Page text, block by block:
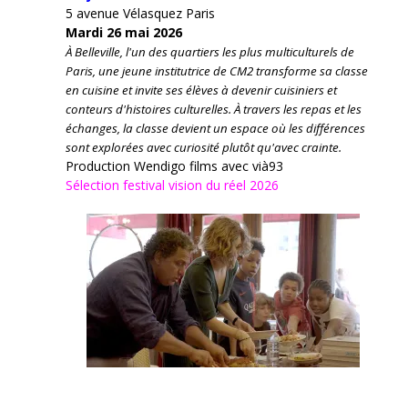
5 avenue Vélasquez Paris
Mardi 26 mai 2026
À Belleville, l'un des quartiers les plus multiculturels de
Paris, une jeune institutrice de CM2 transforme sa classe
en cuisine et invite ses élèves à devenir cuisiniers et
conteurs d'histoires culturelles. À travers les repas et les
échanges, la classe devient un espace où les différences
sont explorées avec curiosité plutôt qu'avec crainte.
Production Wendigo films avec vià93
Sélection festival vision du réel 2026